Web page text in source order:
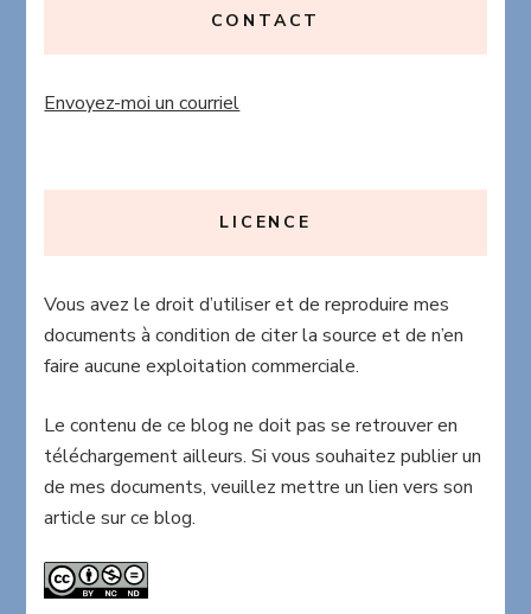
CONTACT
Envoyez-moi un courriel
LICENCE
Vous avez le droit d’utiliser et de reproduire mes
documents à condition de citer la source et de n’en
faire aucune exploitation commerciale.
Le contenu de ce blog ne doit pas se retrouver en
téléchargement ailleurs. Si vous souhaitez publier un
de mes documents, veuillez mettre un lien vers son
article sur ce blog.